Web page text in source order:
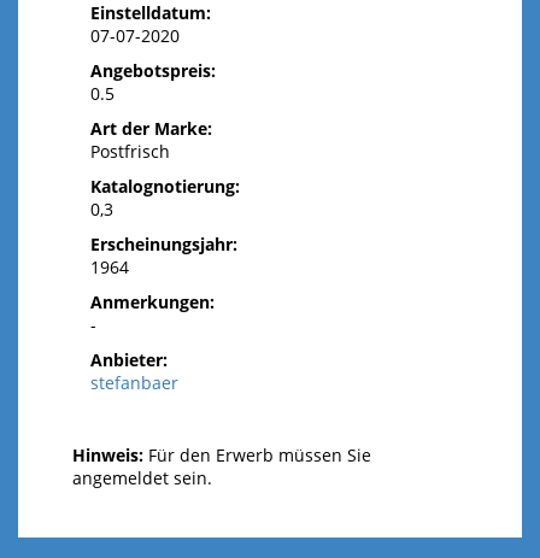
Einstelldatum:
07-07-2020
Angebotspreis:
0.5
Art der Marke:
Postfrisch
Katalognotierung:
0,3
Erscheinungsjahr:
1964
Anmerkungen:
-
Anbieter:
stefanbaer
Hinweis: Für den Erwerb müssen Sie
angemeldet sein.